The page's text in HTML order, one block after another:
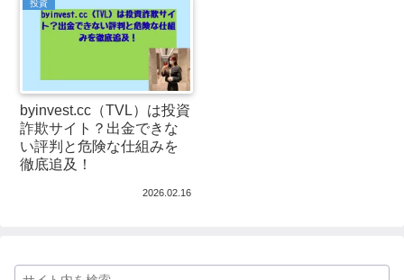
投資
byinvest.cc（TVL）は投資
詐欺サイト？出金できな
い評判と危険な仕組みを
徹底追及！
2026.02.16